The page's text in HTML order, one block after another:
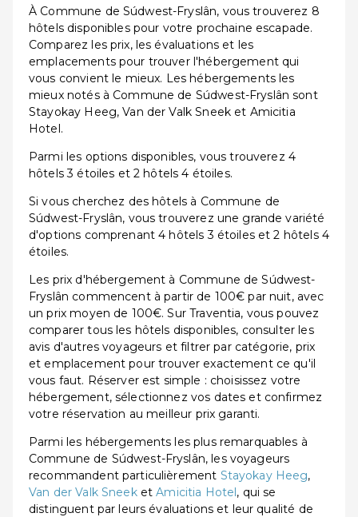
À Commune de Súdwest-Fryslân, vous trouverez 8
hôtels disponibles pour votre prochaine escapade.
Comparez les prix, les évaluations et les
emplacements pour trouver l'hébergement qui
vous convient le mieux. Les hébergements les
mieux notés à Commune de Súdwest-Fryslân sont
Stayokay Heeg, Van der Valk Sneek et Amicitia
Hotel.
Parmi les options disponibles, vous trouverez 4
hôtels 3 étoiles et 2 hôtels 4 étoiles.
Si vous cherchez des hôtels à Commune de
Súdwest-Fryslân, vous trouverez une grande variété
d'options comprenant 4 hôtels 3 étoiles et 2 hôtels 4
étoiles.
Les prix d'hébergement à Commune de Súdwest-
Fryslân commencent à partir de 100€ par nuit, avec
un prix moyen de 100€. Sur Traventia, vous pouvez
comparer tous les hôtels disponibles, consulter les
avis d'autres voyageurs et filtrer par catégorie, prix
et emplacement pour trouver exactement ce qu'il
vous faut. Réserver est simple : choisissez votre
hébergement, sélectionnez vos dates et confirmez
votre réservation au meilleur prix garanti.
Parmi les hébergements les plus remarquables à
Commune de Súdwest-Fryslân, les voyageurs
recommandent particulièrement Stayokay Heeg,
Van der Valk SneeketAmicitia Hotel, qui se
distinguent par leurs évaluations et leur qualité de